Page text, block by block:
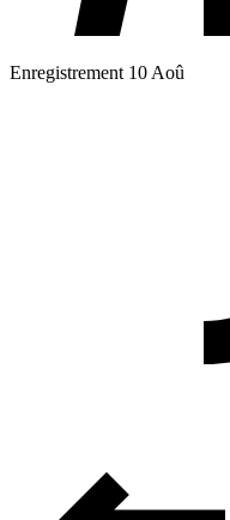
Enregistrement 10 Aoû